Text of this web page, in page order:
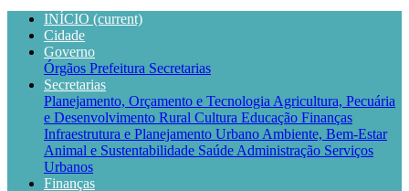
INÍCIO (current)
Cidade
Governo
Órgãos Prefeitura Secretarias
Secretarias
Planejamento, Orçamento e Tecnologia Agricultura, Pecuária
e Desenvolvimento Rural Cultura Educação Finanças
Infraestrutura e Planejamento Urbano Ambiente, Bem-Estar
Animal e Sustentabilidade Saúde Administração Serviços
Urbanos
Finanças